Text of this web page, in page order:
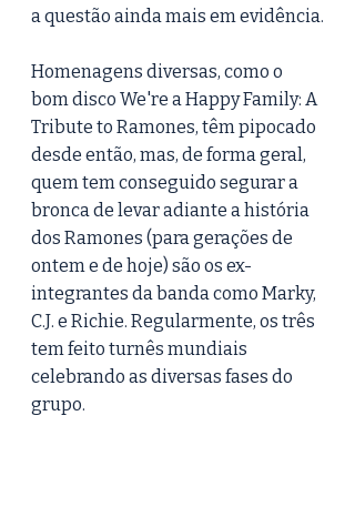
a questão ainda mais em evidência.
Homenagens diversas, como o
bom disco We're a Happy Family: A
Tribute to Ramones, têm pipocado
desde então, mas, de forma geral,
quem tem conseguido segurar a
bronca de levar adiante a história
dos Ramones (para gerações de
ontem e de hoje) são os ex-
integrantes da banda como Marky,
C.J. e Richie. Regularmente, os três
tem feito turnês mundiais
celebrando as diversas fases do
grupo.